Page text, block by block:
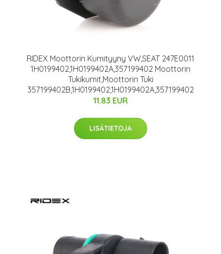
RIDEX Moottorin Kumityyny VW,SEAT 247E0011
1H0199402,1H0199402A,357199402 Moottorin
Tukikumit,Moottorin Tuki
357199402B,1H0199402,1H0199402A,357199402
11.83 EUR
LISÄTIETOJA